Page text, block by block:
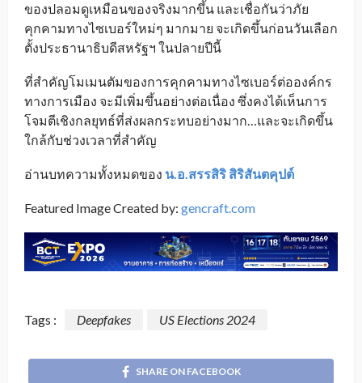
ของปลอมดูเหมือนของจริงมากขึ้น และเชื่อกันว่าภัย
คุกคามทางไซเบอร์ใหม่ๆ มากมาย จะเกิดขึ้นก่อนวันเลือก
ตั้งประธานาธิบดีสหรัฐฯ ในปลายปีนี้
ที่สำคัญโมเมนตัมของการคุกคามทางไซเบอร์ต่อองค์กร
ทางการเมือง จะมีเพิ่มขึ้นอย่างต่อเนื่อง ซึ่งคงได้เห็นการ
โจมตีเชิงกลยุทธ์ที่ส่งผลกระทบอย่างมาก…และจะเกิดขึ้น
ใกล้กับช่วงเวลาที่สำคัญ
อ่านบทความทั้งหมดของ น.อ.สรรสิริ สิริสันตคุปต์
Featured Image Created by: gencraft.com
Tags : Deepfakes US Elections 2024
SHARE ON FACEBOOK